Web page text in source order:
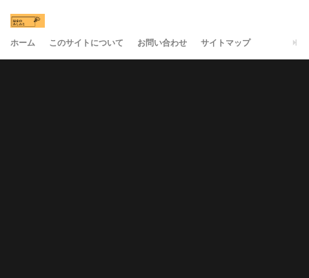
ホーム このサイトについて お問い合わせ サイトマップ